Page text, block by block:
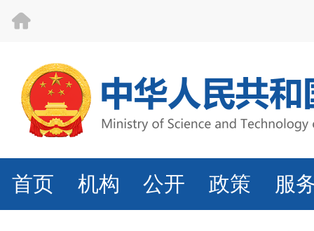
首页 机构 公开 政策 服